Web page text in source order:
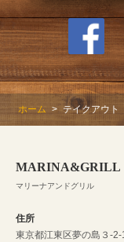
ホーム テイクアウト
MARINA&GRILL
マリーナアンドグリル
住所
東京都江東区夢の島３-